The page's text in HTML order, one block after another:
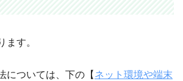
ます。
については、下の【 ネット環境や端末